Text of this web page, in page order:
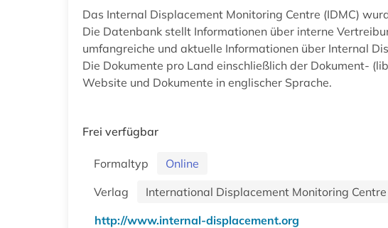
Das Internal Displacement Monitoring Centre (IDMC)
Die Datenbank stellt Informationen über interne
umfangreiche und aktuelle Informationen über Internal
Die Dokumente pro Land einschließlich der Dokument-
Website und Dokumente in englischer Sprache.
Frei verfügbar
Formaltyp
Online
Verlag
International Displacement Monitoring Centre
http://www.internal-displacement.org